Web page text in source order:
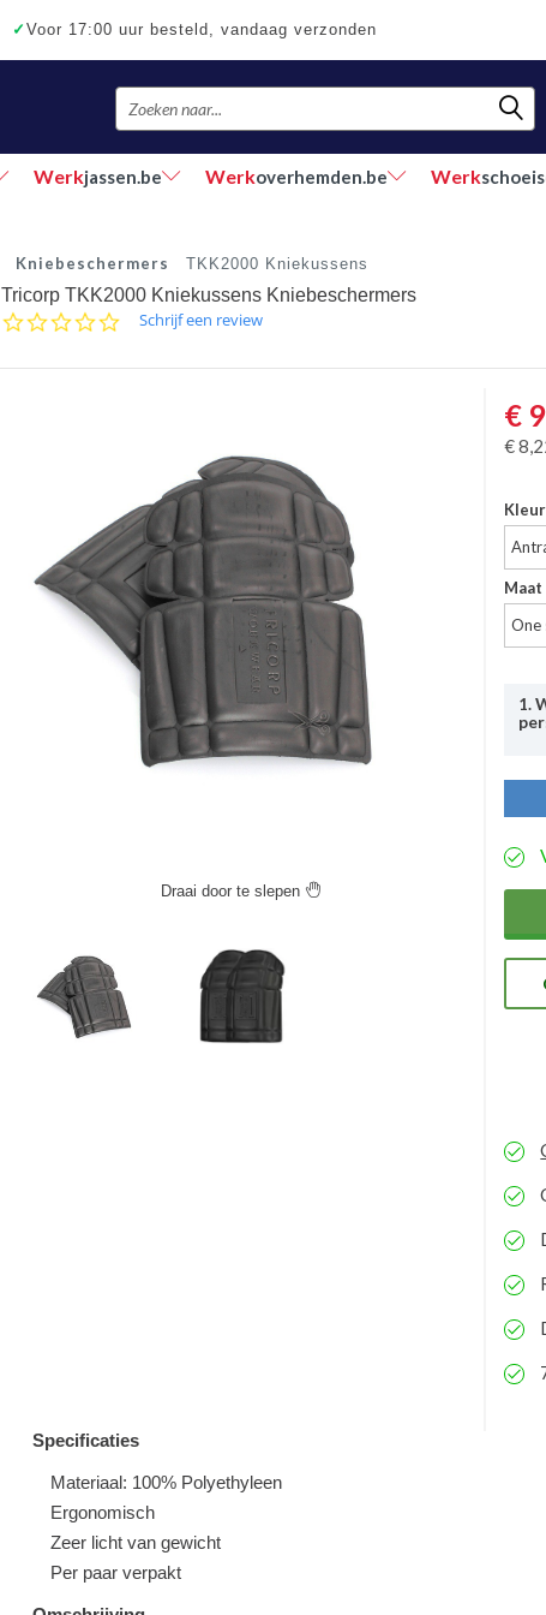
✓ Voor 17:00 uur besteld, vandaag verzonden
Werkjassen.be Werkoverhemden.be Werk
Kniebeschermers TKK2000 Kniekussens
Tricorp TKK2000 Kniekussens Kniebeschermers
0.0Schrijf een review
Draai door te slepen 
€
€
Kleur
Maat
One
1.
Specificaties
Materiaal: 100% Polyethyleen
Ergonomisch
Zeer licht van gewicht
Per paar verpakt